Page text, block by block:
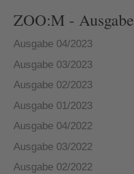
ZOO:M - Ausgabe
Ausgabe 04/2023
Ausgabe 03/2023
Ausgabe 02/2023
Ausgabe 01/2023
Ausgabe 04/2022
Ausgabe 03/2022
Ausgabe 02/2022